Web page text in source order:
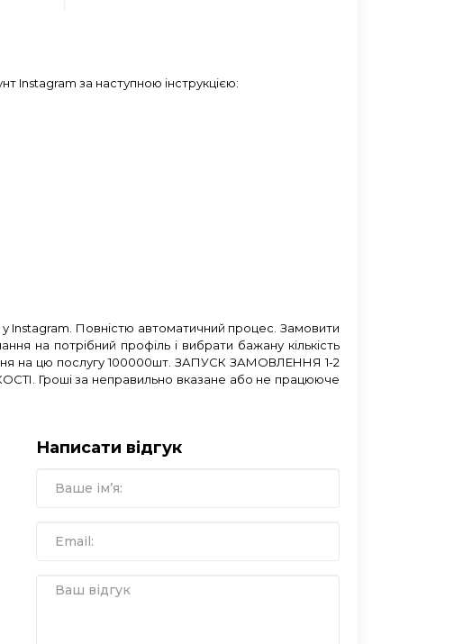
Instagram за наступною інструкцією:
у Instagram. Повністю автоматичний процес. Замовити
на потрібний профіль і вибрати бажану кількість
на цю послугу 100000шт. ЗАПУСК ЗАМОВЛЕННЯ 1-2
Гроші за неправильно вказане або не працююче
Написати відгук